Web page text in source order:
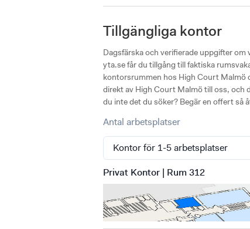
Tillgängliga kontor
Dagsfärska och verifierade uppgifter
yta.se får du tillgång till faktiska
kontorsrummen hos High Court Malmö
direkt av High Court Malmö till oss, och
du inte det du söker? Begär en offert så
Antal arbetsplatser
Privat Kontor | Rum 312